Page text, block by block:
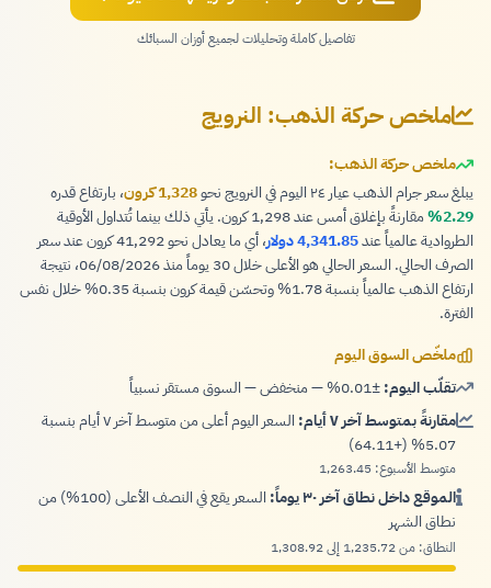
تفاصيل كاملة وتحليلات لجميع أوزان السبائك
ملخص حركة الذهب: النرويج
ملخص حركة الذهب:
يبلغ سعر جرام الذهب عيار ٢٤ اليوم في النرويج نحو
1,328 كرون
، بارتفاع قدره
2.29%
مقارنةً بإغلاق أمس عند 1,298 كرون. يأتي ذلك بينما تُتداول الأوقية
الطروادية عالمياً عند4,341.85 دولار
، أي ما يعادل نحو 41,292 كرون عند سعر
الصرف الحالي. السعر الحالي هو الأعلى خلال 30 يوماً منذ 06/08/2026، نتيجة
ارتفاع الذهب عالمياً بنسبة 1.78% وتحسّن قيمة كرون بنسبة 0.35% خلال نفس
الفترة.
ملخّص السوق اليوم
تقلّب اليوم:±0.01% — منخفض — السوق مستقر نسبياً
مقارنةً بمتوسط آخر ٧ أيام:
السعر اليوم أعلى من متوسط آخر ٧ أيام بنسبة
5.07% (+64.11)
متوسط الأسبوع: 1,263.45
الموقع داخل نطاق آخر ٣٠ يوماً:
السعر يقع في النصف الأعلى (100%) من
نطاق الشهر
النطاق: من 1,235.72 إلى 1,308.92